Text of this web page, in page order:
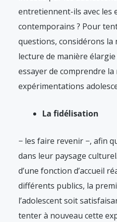
entretiennent-ils avec les
contemporains ? Pour
questions, considérons la
lecture de manière
essayer de comprendre
expérimentations
La fidélisation
− les faire revenir −, afin
dans leur paysage
d’une fonction d’accueil
différents publics, la
l’adolescent soit
tenter à nouveau cette